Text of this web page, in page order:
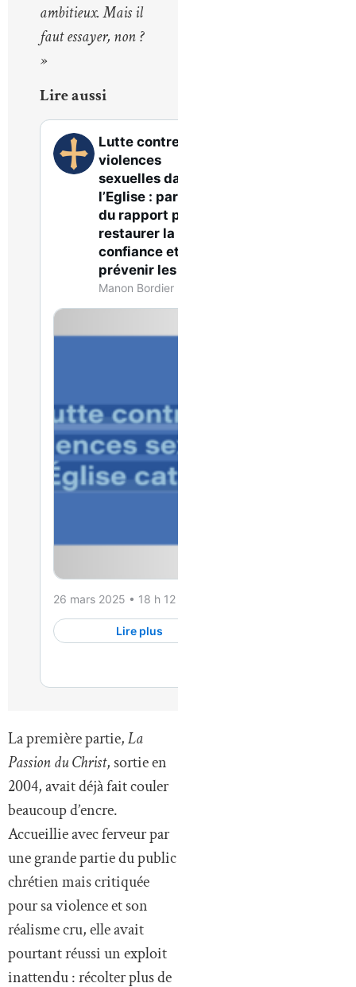
ambitieux. Mais il
faut essayer, non ?
»
Lire aussi
La première partie,La
Passion du Christ, sortie en
2004, avait déjà fait couler
beaucoup d’encre.
Accueillie avec ferveur par
une grande partie du public
chrétien mais critiquée
pour sa violence et son
réalisme cru, elle avait
pourtant réussi un exploit
inattendu : récolter plus de